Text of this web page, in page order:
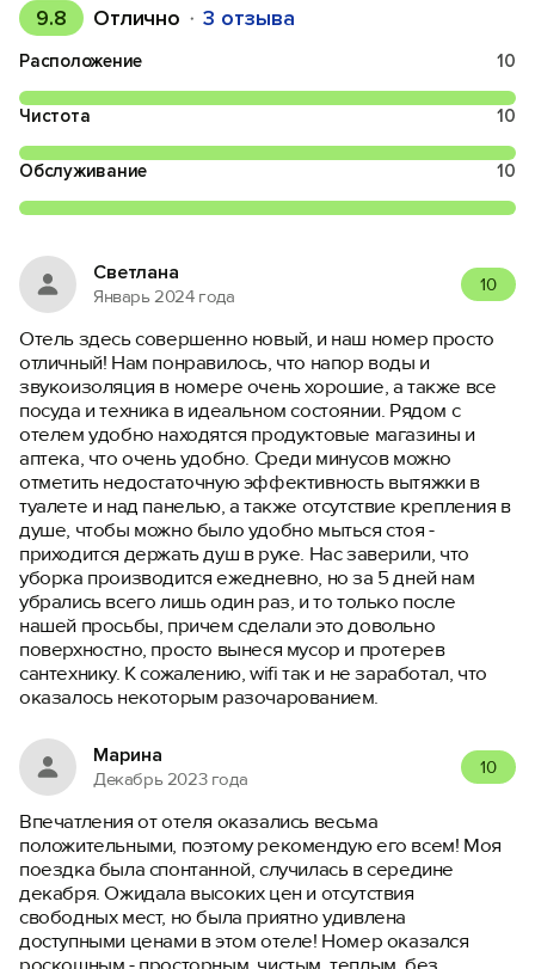
9.8 Отлично 3 отзыва
Расположение 10
Чистота 10
Обслуживание 10
Светлана
Январь 2024 года
10
Отель здесь совершенно новый, и наш номер просто
отличный! Нам понравилось, что напор воды и
звукоизоляция в номере очень хорошие, а также все
посуда и техника в идеальном состоянии. Рядом с
отелем удобно находятся продуктовые магазины и
аптека, что очень удобно. Среди минусов можно
отметить недостаточную эффективность вытяжки в
туалете и над панелью, а также отсутствие крепления в
душе, чтобы можно было удобно мыться стоя -
приходится держать душ в руке. Нас заверили, что
уборка производится ежедневно, но за 5 дней нам
убрались всего лишь один раз, и то только после
нашей просьбы, причем сделали это довольно
поверхностно, просто вынеся мусор и протерев
сантехнику. К сожалению, wifi так и не заработал, что
оказалось некоторым разочарованием.
Марина
Декабрь 2023 года
10
Впечатления от отеля оказались весьма
положительными, поэтому рекомендую его всем! Моя
поездка была спонтанной, случилась в середине
декабря. Ожидала высоких цен и отсутствия
свободных мест, но была приятно удивлена
доступными ценами в этом отеле! Номер оказался